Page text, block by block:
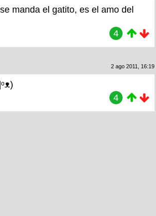
manda el gatito, es el amo del
4
2 ago 2011, 16:19
4